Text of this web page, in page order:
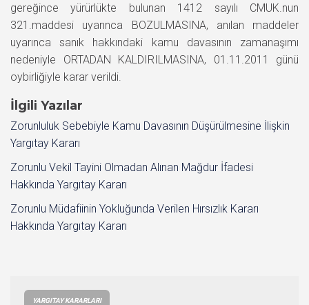
gereğince yürürlükte bulunan 1412 sayılı CMUK.nun
321.maddesi uyarınca BOZULMASINA, anılan maddeler
uyarınca sanık hakkındaki kamu davasının zamanaşımı
nedeniyle ORTADAN KALDIRILMASINA, 01.11.2011 günü
oybirliğiyle karar verildi.
İlgili Yazılar
Zorunluluk Sebebiyle Kamu Davasının Düşürülmesine İlişkin
Yargıtay Kararı
Zorunlu Vekil Tayini Olmadan Alınan Mağdur İfadesi
Hakkında Yargıtay Kararı
Zorunlu Müdafiinin Yokluğunda Verilen Hırsızlık Kararı
Hakkında Yargıtay Kararı
YARGITAY KARARLARI